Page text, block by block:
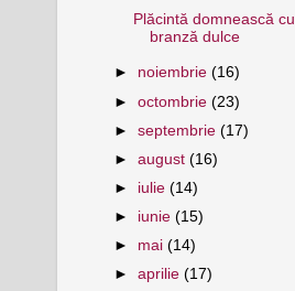
Plăcintă domnească cu
branză dulce
► noiembrie(16)
►octombrie(23)
►septembrie(17)
►august(16)
► iulie(14)
► iunie(15)
► mai(14)
►aprilie(17)